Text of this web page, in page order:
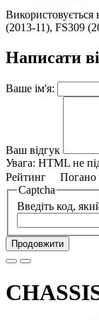
Використовується
(2013-11), FS309
Написати
Ваше ім'я:
Ваш відгук
Увага: HTML не
Рейтинг Погано
Captcha
Введіть код,
Продовжити